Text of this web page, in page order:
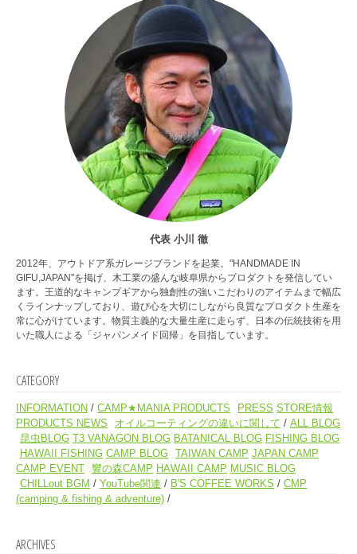
代表 小川 徹
2012年、アウトドア系ガレージブランドを起業。"HANDMADE IN
GIFU,JAPAN"を掲げ、木工業の盛んな岐阜県からプロダクトを発信してい
ます。王道的なキャンプギアから独創性の強いこだわりのアイテムまで幅広
くラインナップしており、遊び心を大切にしながら良質なプロダクト生産を
常に心がけています。物質主義的な大量生産に走らず、日本の伝統技術を用
いた職人による「ジャパンメイド回帰」を目指しています。
CATEGORY
INFORMATION CAMP★MANIA PRODUCTS PRESS STORE情報
PRODUCTS NEWS
オイルコーティングの違いに関して
ALL BLOG
昆虫BLOG T3 VANAGON BLOG BATANICAL BLOG FISHING BLOG
HAWAII FISHING CAMP BLOG TAIWAN CAMP JAPAN CAMP
CAMP EVENT 響の森CAMP HAWAII CAMP MUSIC BLOG
CHILLout BGM
YouTube関連 B'S COFFEE WORKS
CMP
(camping & fishing & adventure)
ARCHIVES